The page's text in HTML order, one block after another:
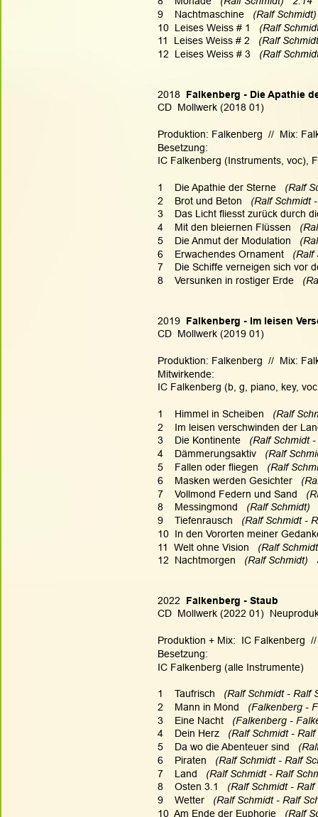
9    Nachtmaschine
(Ralf Schmidt)
10  Leises Weiss # 1
(Ralf
11  Leises Weiss # 2
(Ralf
12  Leises Weiss # 3
(Ralf
2018
Falkenberg - Die Apathie
CD  Mollwerk (2018 01)
Produktion: Falkenberg  //  Mix:
Besetzung:
IC Falkenberg (Instruments, voc),
1    Die Apathie der Sterne
(Ralf
2    Brot und Beton
(Ralf Schmidt
3    Das Licht fliesst zurück durch
4    Mit den bleiernen Flüssen
5    Die Anmut der Modulation
6    Erwachendes Ornament (Ralf
7    Die Schiffe verneigen sich vor
8    Versunken in rostiger Erde
2019 Falkenberg - Im leisen
CD  Mollwerk (2019 01)
Produktion: Falkenberg  //  Mix:
Mitwirkende:
IC Falkenberg (b, g, piano, key,
1    Himmel in Scheiben (Ralf
2    Im leisen verschwinden der
3    Die Kontinente (Ralf Schmidt
4    Dämmerungsaktiv (Ralf
5    Fallen oder fliegen (Ralf
6    Masken werden Gesichter
7    Vollmond Federn und Sand
8    Messingmond
(Ralf Schmidt)
9    Tiefenrausch
(Ralf Schmidt -
10  In den Vororten meiner
11  Welt ohne Vision (Ralf
12  Nachtmorgen
(Ralf Schmidt)
2022
Falkenberg - Staub
CD  Mollwerk (2022 01)
Produktion + Mix:  IC Falkenberg
Besetzung:
IC Falkenberg (alle Instrumente)
1    Taufrisch
(Ralf Schmidt - Ralf
2    Mann in Mond (Falkenberg -
3    Eine Nacht
(Falkenberg -
4    Dein Herz
(Ralf Schmidt -
5    Da wo die Abenteuer sind
6    Piraten
(Ralf Schmidt - Ralf
7    Land (Ralf Schmidt - Ralf
8    Osten 3.1
(Ralf Schmidt - Ralf
9    Wetter (Ralf Schmidt - Ralf
10  Am Ende der Euphorie
(Ralf